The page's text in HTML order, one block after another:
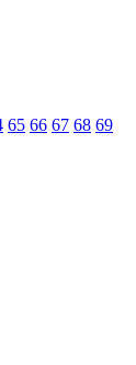
65 66 67 68 69